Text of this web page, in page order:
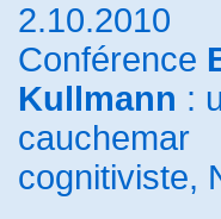
2.10.2010
Conférence
Kullmann :
cauchemar
cognitiviste,